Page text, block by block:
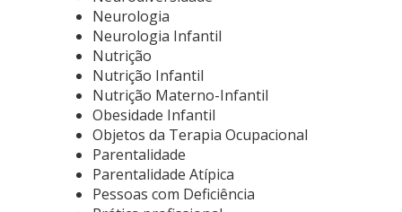
Neurologia
Neurologia Infantil
Nutrição
Nutrição Infantil
Nutrição Materno-Infantil
Obesidade Infantil
Objetos da Terapia Ocupacional
Parentalidade
Parentalidade Atípica
Pessoas com Deficiência